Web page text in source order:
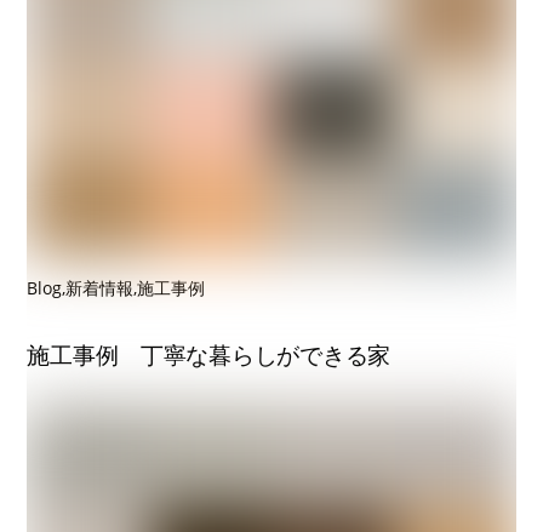
Blog,新着情報,施工事例
施工事例 丁寧な暮らしができる家